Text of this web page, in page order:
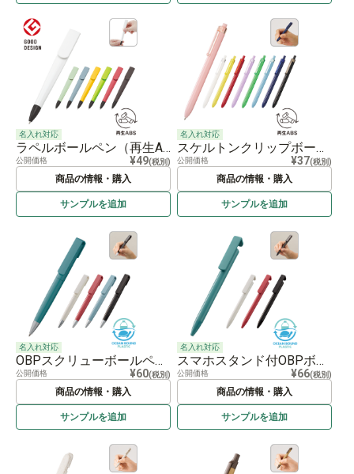
名入れ対応
ラペルボールペン（再生ABS）
公開価格 ¥49(税別)
商品の情報・購入
サンプルを追加
名入れ対応
スケルトンクリップボールペン（再生ABS）
公開価格 ¥37(税別)
商品の情報・購入
サンプルを追加
名入れ対応
OBPスクリューボールペン（再生PET）
公開価格 ¥60(税別)
商品の情報・購入
サンプルを追加
名入れ対応
スマホスタンド付OBPボールペン（再生PET）
公開価格 ¥66(税別)
商品の情報・購入
サンプルを追加